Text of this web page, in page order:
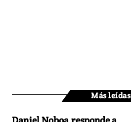
Más leídas